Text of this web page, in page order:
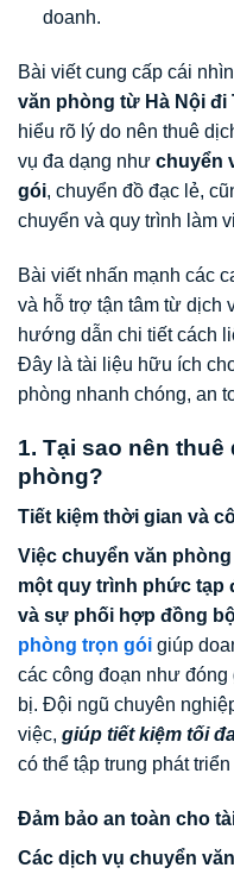
doanh.
Bài viết cung cấp cái
văn phòng từ Hà Nội đi
hiểu rõ lý do nên thuê
vụ đa dạng như chuyển
gói, chuyển đồ đạc lẻ,
chuyển và quy trình làm
Bài viết nhấn mạnh các
và hỗ trợ tận tâm từ dịch
hướng dẫn chi tiết cách
Đây là tài liệu hữu ích
phòng nhanh chóng, an
1. Tại sao nên
phòng?
Tiết kiệm thời gian và
Việc chuyển văn
một quy trình phức tạp
và sự phối hợp đồng
phòng trọn gói giúp
các công đoạn như đóng
bị. Đội ngũ chuyên
việc, giúp tiết kiệm tối
có thể tập trung phát
Đảm bảo an toàn cho
Các dịch vụ chuyển